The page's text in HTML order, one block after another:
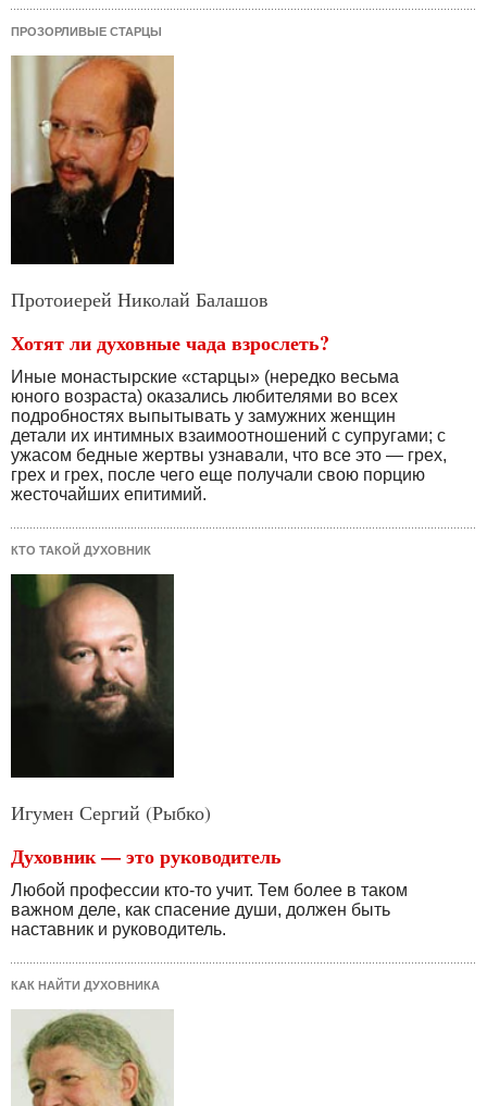
ПРОЗОРЛИВЫЕ СТАРЦЫ
Протоиерей Николай Балашов
Хотят ли духовные чада взрослеть?
Иные монастырские «старцы» (нередко весьма
юного возраста) оказались любителями во всех
подробностях выпытывать у замужних женщин
детали их интимных взаимоотношений с супругами; с
ужасом бедные жертвы узнавали, что все это — грех,
грех и грех, после чего еще получали свою порцию
жесточайших епитимий.
КТО ТАКОЙ ДУХОВНИК
Игумен Сергий (Рыбко)
Духовник — это руководитель
Любой профессии кто-то учит. Тем более в таком
важном деле, как спасение души, должен быть
наставник и руководитель.
КАК НАЙТИ ДУХОВНИКА